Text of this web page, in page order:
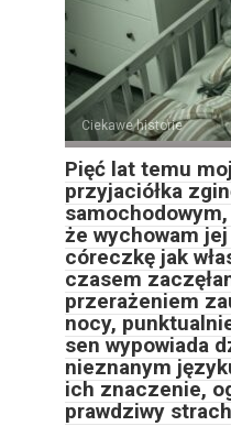
Ciekawe historie
Pięć lat temu
przyjaciółka
że wychowam
córeczkę jak
czasem
przerażeniem
nocy,
sen wypowiada
nieznanym
ich znaczenie,
prawdziwy strach